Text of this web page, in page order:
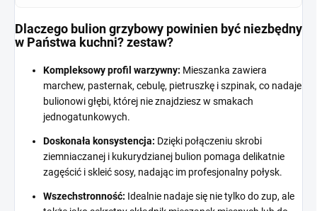
Dlaczego bulion grzybowy powinien być niezbędny
w Państwa kuchni? zestaw?
Kompleksowy profil warzywny: Mieszanka zawiera
marchew, pasternak, cebulę, pietruszkę i szpinak, co nadaje
bulionowi głębi, której nie znajdziesz w smakach
jednogatunkowych.
Doskonała konsystencja: Dzięki połączeniu skrobi
ziemniaczanej i kukurydzianej bulion pomaga delikatnie
zagęścić i skleić sosy, nadając im profesjonalny połysk.
Wszechstronność: Idealnie nadaje się nie tylko do zup, ale